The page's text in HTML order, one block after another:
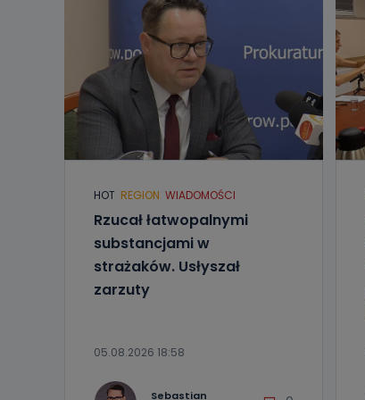
HOT REGION WIADOMOŚCI
Rzucał łatwopalnymi
substancjami w
strażaków. Usłyszał
zarzuty
05.08.2026 18:58
Sebastian